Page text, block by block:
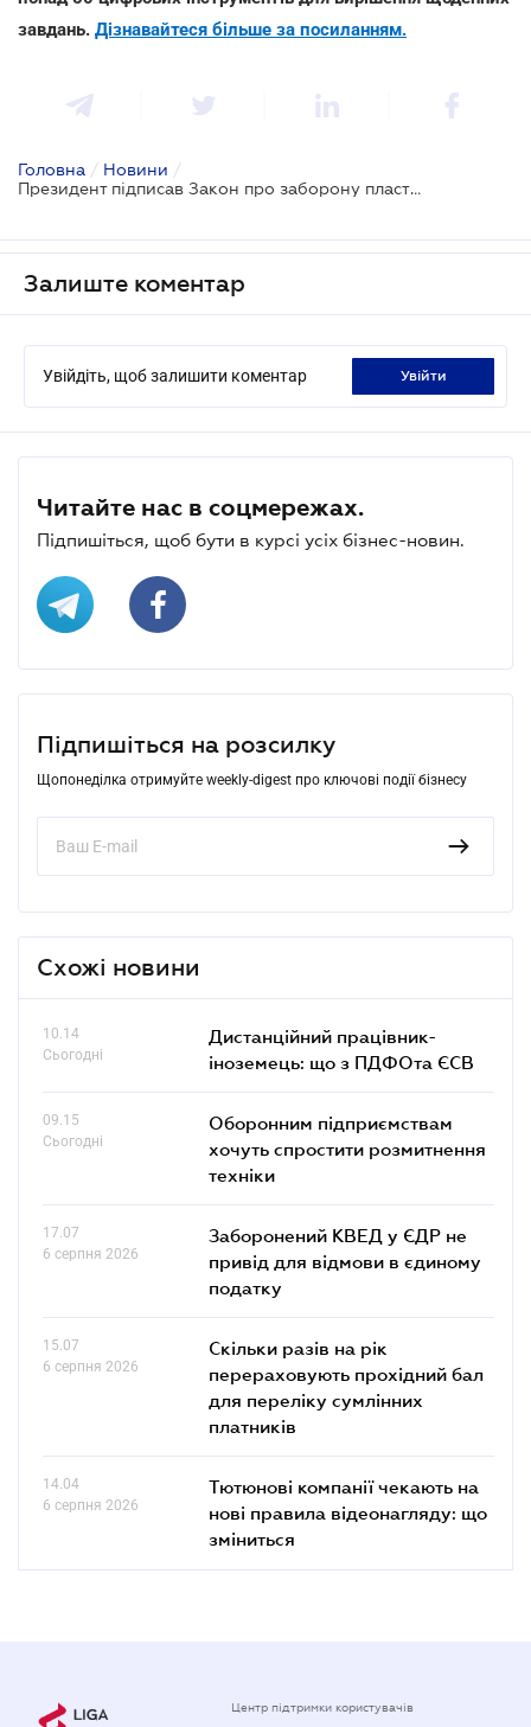
завдань. Дізнавайтеся більше за посиланням.
Головна / Новини /
Президент підписав Закон про заборону пластикових пакетів
Залиште коментар
Увійдіть, щоб залишити коментар увійти
Читайте нас в соцмережах.
Підпишіться, щоб бути в курсі усіх бізнес-новин.
Підпишіться на розсилку
Щопонеділка отримуйте weekly-digest про ключові події бізнесу
Схожі новини
10.14
Сьогодні
Дистанційний працівник-
іноземець: що з ПДФОта ЄСВ
09.15
Сьогодні
Оборонним підприємствам
хочуть спростити розмитнення
техніки
17.07
6 серпня 2026
Заборонений КВЕД у ЄДР не
привід для відмови в єдиному
податку
15.07
6 серпня 2026
Скільки разів на рік
перераховують прохідний бал
для переліку сумлінних
платників
14.04
6 серпня 2026
Тютюнові компанії чекають на
нові правила відеонагляду: що
зміниться
Центр підтримки користувачів